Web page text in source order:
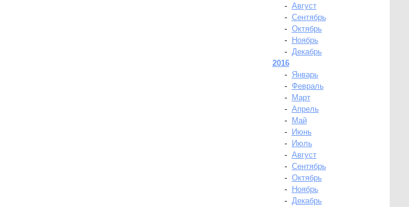
- Август
- Сентябрь
- Октябрь
-
Ноябрь
- Декабрь
2016
-
Январь
- Февраль
-
Март
- Апрель
-
Май
-
Июнь
-
Июль
- Август
- Сентябрь
- Октябрь
-
Ноябрь
- Декабрь